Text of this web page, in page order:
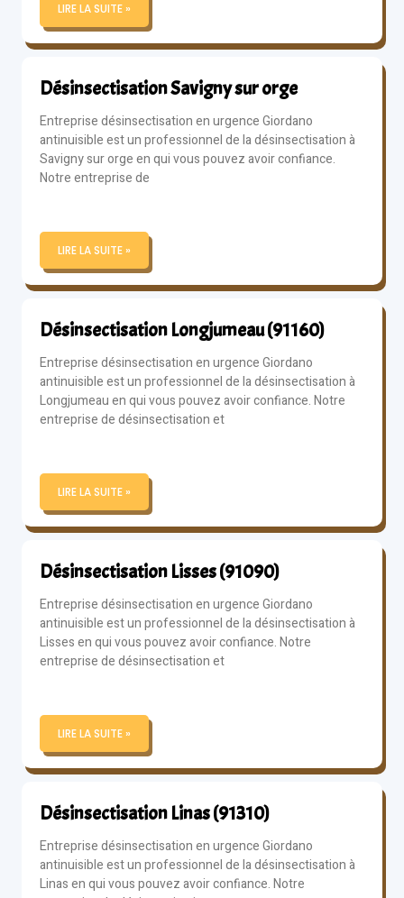
LIRE LA SUITE »
Désinsectisation Savigny sur orge
Entreprise désinsectisation en urgence Giordano
antinuisible est un professionnel de la désinsectisation à
Savigny sur orge en qui vous pouvez avoir confiance.
Notre entreprise de
LIRE LA SUITE »
Désinsectisation Longjumeau (91160)
Entreprise désinsectisation en urgence Giordano
antinuisible est un professionnel de la désinsectisation à
Longjumeau en qui vous pouvez avoir confiance. Notre
entreprise de désinsectisation et
LIRE LA SUITE »
Désinsectisation Lisses (91090)
Entreprise désinsectisation en urgence Giordano
antinuisible est un professionnel de la désinsectisation à
Lisses en qui vous pouvez avoir confiance. Notre
entreprise de désinsectisation et
LIRE LA SUITE »
Désinsectisation Linas (91310)
Entreprise désinsectisation en urgence Giordano
antinuisible est un professionnel de la désinsectisation à
Linas en qui vous pouvez avoir confiance. Notre